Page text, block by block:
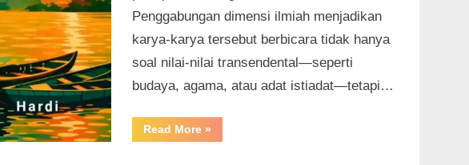
Penggabungan dimensi ilmiah menjadikan
karya-karya tersebut berbicara tidak hanya
soal nilai-nilai transendental—seperti
budaya, agama, atau adat istiadat—tetapi…
Read More“Borneo
25
»